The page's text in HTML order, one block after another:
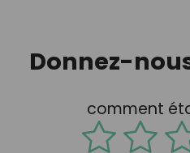
Donnez-
comment